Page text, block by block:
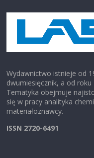
Wydawnictwo istnieje od
dwumiesięcznik, a od
Tematyka obejmuje
się w pracy analityka
materiałoznawcy.
ISSN 2720-6491